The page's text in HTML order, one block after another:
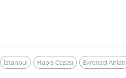
İstanbul Hapis Cezası
Evrensel Anlatı